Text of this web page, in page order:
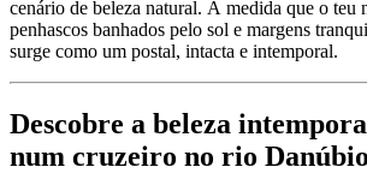
cenário de beleza natural. À medida que o teu
penhascos banhados pelo sol e margens
surge como um postal, intacta e intemporal.
Descobre a beleza
num cruzeiro no rio Danúbio